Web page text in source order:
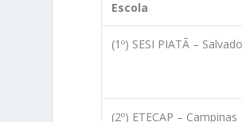
Escola
(1º) SESI PIATÃ –
(2º) ETECAP – Campinas